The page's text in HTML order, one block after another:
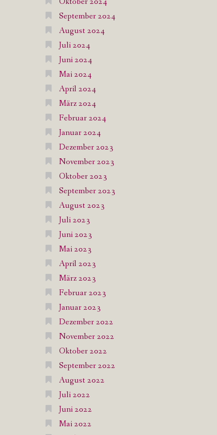
September 2024
August 2024
Juli 2024
Juni 2024
Mai 2024
April 2024
März 2024
Februar 2024
Januar 2024
Dezember 2023
November 2023
Oktober 2023
September 2023
August 2023
Juli 2023
Juni 2023
Mai 2023
April 2023
März 2023
Februar 2023
Januar 2023
Dezember 2022
November 2022
Oktober 2022
September 2022
August 2022
Juli 2022
Juni 2022
Mai 2022